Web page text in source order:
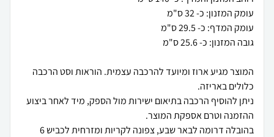
המוצר מגיע ארוז ומיועד להרכבה עצמית. הוראות וסט הרכבה
ניתן להוסיף הרכבה בתיאום ישירות מול הספק, מיד לאחר ביצוע
בהובלה דרומה לבאר שבע, צפונה לקריות ומזרחית לכביש 6